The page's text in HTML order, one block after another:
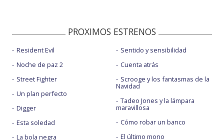
PROXIMOS ESTRENOS
Resident Evil
Noche de paz 2
Street Fighter
Un plan perfecto
Digger
Esta soledad
La bola negra
Sentido y sensibilidad
Cuenta atrás
Scrooge y los fantasmas de la
Navidad
Tadeo Jones y la lámpara
maravillosa
Cómo robar un banco
El último mono